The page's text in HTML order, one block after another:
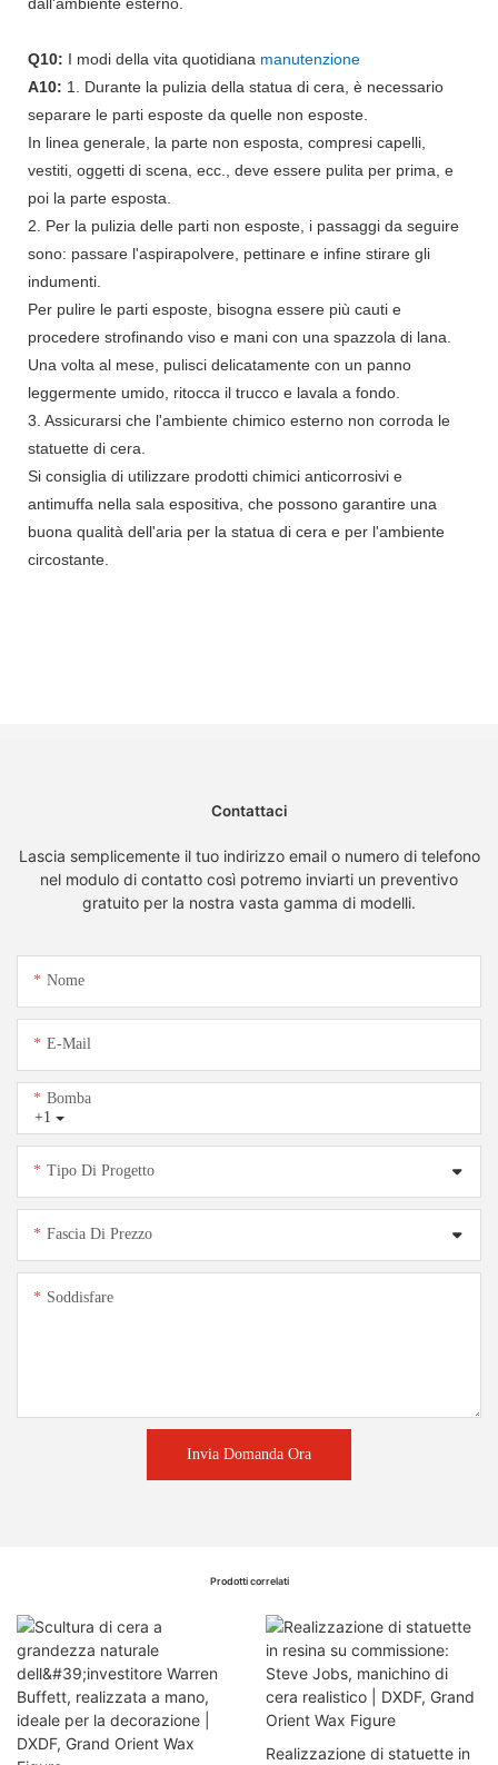
Q10: I modi della vita quotidiana manutenzione
A10: 1. Durante la pulizia della statua di cera, è necessario
separare le parti esposte da quelle non esposte.
In linea generale, la parte non esposta, compresi capelli,
vestiti, oggetti di scena, ecc., deve essere pulita per prima, e
poi la parte esposta.
2. Per la pulizia delle parti non esposte, i passaggi da seguire
sono: passare l'aspirapolvere, pettinare e infine stirare gli
indumenti.
Per pulire le parti esposte, bisogna essere più cauti e
procedere strofinando viso e mani con una spazzola di lana.
Una volta al mese, pulisci delicatamente con un panno
leggermente umido, ritocca il trucco e lavala a fondo.
3. Assicurarsi che l'ambiente chimico esterno non corroda le
statuette di cera.
Si consiglia di utilizzare prodotti chimici anticorrosivi e
antimuffa nella sala espositiva, che possono garantire una
buona qualità dell'aria per la statua di cera e per l'ambiente
circostante.
Contattaci
Lascia semplicemente il tuo indirizzo email o numero di telefono
nel modulo di contatto così potremo inviarti un preventivo
gratuito per la nostra vasta gamma di modelli.
Nome
E-Mail
+1
Bomba
Tipo Di Progetto
Fascia Di Prezzo
Soddisfare
Invia Domanda Ora
Prodotti correlati
Realizzazione di statuette in